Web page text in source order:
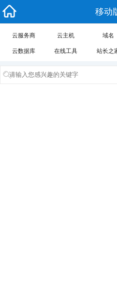
移动
云服务商 云主机 域名
云数据库 在线工具 站长之